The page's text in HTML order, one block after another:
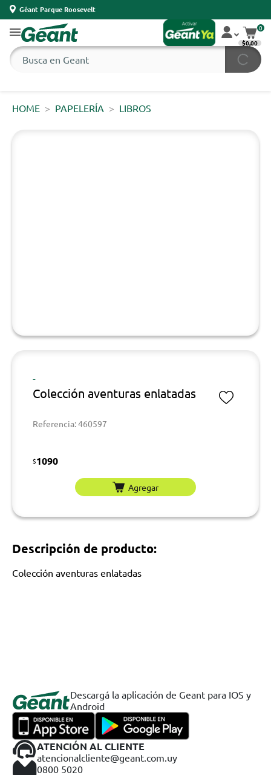
Géant Parque Roosevelt
0
$0,00
HOME PAPELERÍA LIBROS
-
Colección aventuras enlatadas
Referencia: 460597
$1090
Agregar
Descripción de producto:
Colección aventuras enlatadas
Descargá la aplicación de Geant para IOS y
Android
ATENCIÓN AL CLIENTE
atencionalcliente@geant.com.uy
0800 5020